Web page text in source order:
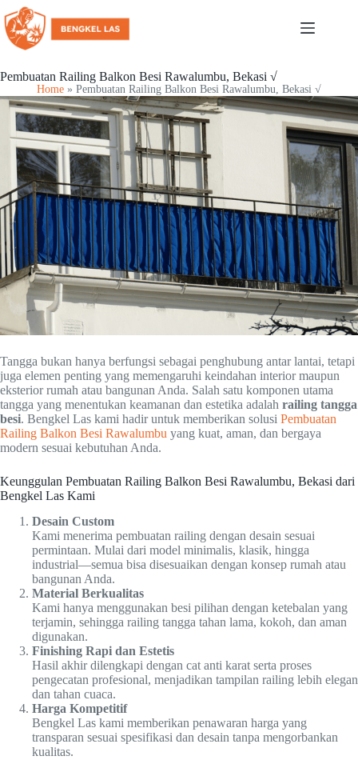
Pembuatan Railing Balkon Besi Rawalumbu, Bekasi √
Home » Pembuatan Railing Balkon Besi Rawalumbu, Bekasi √
Tangga bukan hanya berfungsi sebagai penghubung antar lantai, tetapi
juga elemen penting yang memengaruhi keindahan interior maupun
eksterior rumah atau bangunan Anda. Salah satu komponen utama
tangga yang menentukan keamanan dan estetika adalah railing tangga
besi. Bengkel Las kami hadir untuk memberikan solusi Pembuatan
Railing Balkon Besi Rawalumbu yang kuat, aman, dan bergaya
modern sesuai kebutuhan Anda.
Keunggulan Pembuatan Railing Balkon Besi Rawalumbu, Bekasi dari
Bengkel Las Kami
Desain Custom
Kami menerima pembuatan railing dengan desain sesuai
permintaan. Mulai dari model minimalis, klasik, hingga
industrial—semua bisa disesuaikan dengan konsep rumah atau
bangunan Anda.
Material Berkualitas
Kami hanya menggunakan besi pilihan dengan ketebalan yang
terjamin, sehingga railing tangga tahan lama, kokoh, dan aman
digunakan.
Finishing Rapi dan Estetis
Hasil akhir dilengkapi dengan cat anti karat serta proses
pengecatan profesional, menjadikan tampilan railing lebih elegan
dan tahan cuaca.
Harga Kompetitif
Bengkel Las kami memberikan penawaran harga yang
transparan sesuai spesifikasi dan desain tanpa mengorbankan
kualitas.